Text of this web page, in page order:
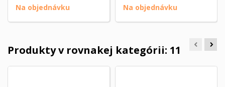
Na objednávku Na objednávku
Produkty v rovnakej kategórii: 11